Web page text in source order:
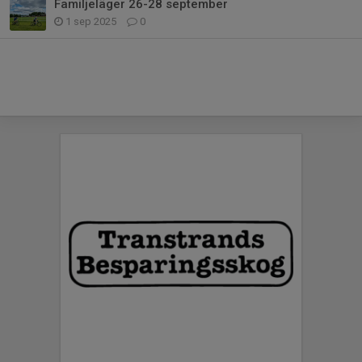
Familjeläger 26-28 september
1 sep 2025 0